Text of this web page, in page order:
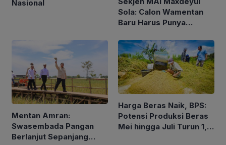
Nasional
Sola: Calon Wamentan
Baru Harus Punya
Holistik
Mentan Amran:
Swasembada Pangan
Berlanjut Sepanjang
Harga Beras Naik, BPS:
Potensi Produksi Beras
Mei hingga Juli Turun 1,16